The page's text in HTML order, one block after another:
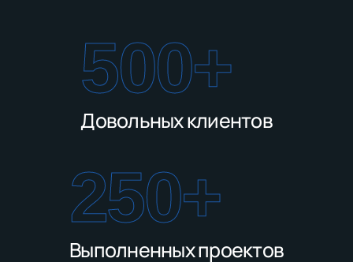
Довольных клиентов
500+
Выполненных проектов
250+